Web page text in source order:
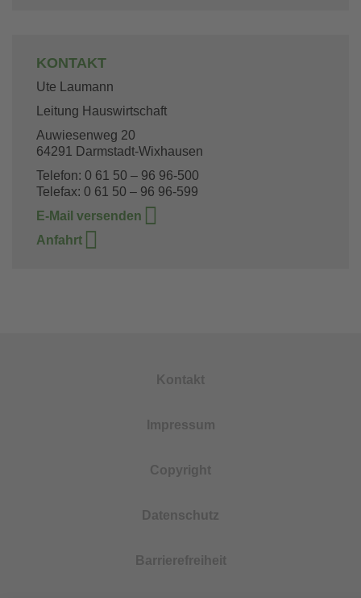
KONTAKT
Ute Laumann
Leitung Hauswirtschaft
Auwiesenweg 20
64291 Darmstadt-Wixhausen
Telefon: 0 61 50 – 96 96-500
Telefax: 0 61 50 – 96 96-599
E-Mail versenden
Anfahrt
Kontakt
Impressum
Copyright
Datenschutz
Barrierefreiheit